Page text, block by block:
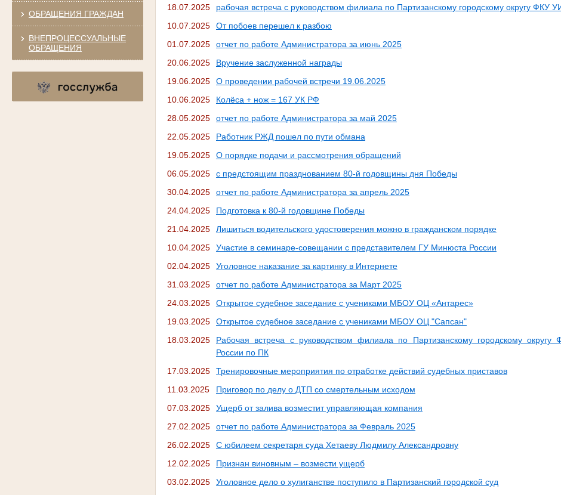
ОБРАЩЕНИЯ ГРАЖДАН
ВНЕПРОЦЕССУАЛЬНЫЕ
ОБРАЩЕНИЯ
18.07.2025
рабочая встреча с руководством филиала по Партизанскому городскому округу
10.07.2025
От побоев перешел к разбою
01.07.2025
отчет по работе Администратора за июнь 2025
20.06.2025
Вручение заслуженной награды
19.06.2025
О проведении рабочей встречи 19.06.2025
10.06.2025
Колёса + нож = 167 УК РФ
28.05.2025
отчет по работе Администратора за май 2025
22.05.2025
Работник РЖД пошел по пути обмана
19.05.2025
О порядке подачи и рассмотрения обращений
06.05.2025
с предстоящим празднованием 80-й годовщины дня Победы
30.04.2025
отчет по работе Администратора за апрель 2025
24.04.2025
Подготовка к 80-й годовщине Победы
21.04.2025
Лишиться водительского удостоверения можно в гражданском порядке
10.04.2025
Участие в семинаре-совещании с представителем ГУ Минюста России
02.04.2025
Уголовное наказание за картинку в Интернете
31.03.2025
отчет по работе Администратора за Март 2025
24.03.2025
Открытое судебное заседание с учениками МБОУ ОЦ «Антарес»
19.03.2025
Открытое судебное заседание с учениками МБОУ ОЦ "Сапсан"
18.03.2025
Рабочая встреча с руководством филиала по Партизанскому городскому
России по ПК
17.03.2025
Тренировочные мероприятия по отработке действий судебных приставов
11.03.2025
Приговор по делу о ДТП со смертельным исходом
07.03.2025
Ущерб от залива возместит управляющая компания
27.02.2025
отчет по работе Администратора за Февраль 2025
26.02.2025
С юбилеем секретаря суда Хетаеву Людмилу Александровну
12.02.2025
Признан виновным – возмести ущерб
03.02.2025
Уголовное дело о хулиганстве поступило в Партизанский городской суд